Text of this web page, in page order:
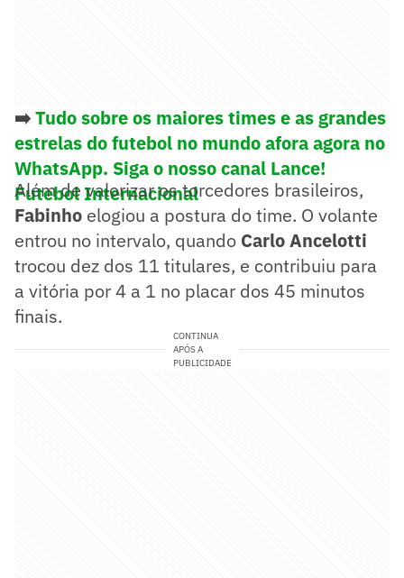
➡️Tudo sobre os maiores times e as grandes
estrelas do futebol no mundo afora agora no
WhatsApp. Siga o nosso canal Lance!
Futebol Internacional
Além de valorizar os torcedores brasileiros,
Fabinho elogiou a postura do time. O volante
entrou no intervalo, quando Carlo Ancelotti
trocou dez dos 11 titulares, e contribuiu para
a vitória por 4 a 1 no placar dos 45 minutos
finais.
CONTINUA
APÓS A
PUBLICIDADE